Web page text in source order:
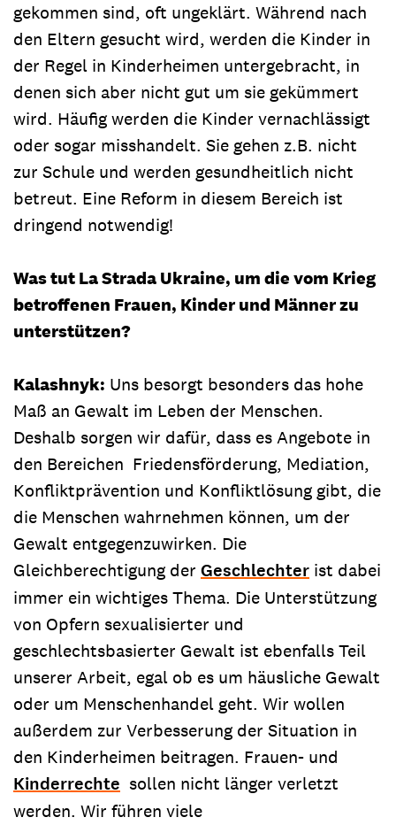
gekommen sind, oft ungeklärt. Während nach
den Eltern gesucht wird, werden die Kinder in
der Regel in Kinderheimen untergebracht, in
denen sich aber nicht gut um sie gekümmert
wird. Häufig werden die Kinder vernachlässigt
oder sogar misshandelt. Sie gehen z.B. nicht
zur Schule und werden gesundheitlich nicht
betreut. Eine Reform in diesem Bereich ist
dringend notwendig!
Was tut La Strada Ukraine, um die vom Krieg
betroffenen Frauen, Kinder und Männer zu
unterstützen?
Kalashnyk: Uns besorgt besonders das hohe
Maß an Gewalt im Leben der Menschen.
Deshalb sorgen wir dafür, dass es Angebote in
den Bereichen Friedensförderung, Mediation,
Konfliktprävention und Konfliktlösung gibt, die
die Menschen wahrnehmen können, um der
Gewalt entgegenzuwirken. Die
Gleichberechtigung der Geschlechter ist dabei
immer ein wichtiges Thema. Die Unterstützung
von Opfern sexualisierter und
geschlechtsbasierter Gewalt ist ebenfalls Teil
unserer Arbeit, egal ob es um häusliche Gewalt
oder um Menschenhandel geht. Wir wollen
außerdem zur Verbesserung der Situation in
den Kinderheimen beitragen. Frauen- und
Kinderrechte sollen nicht länger verletzt
werden. Wir führen viele